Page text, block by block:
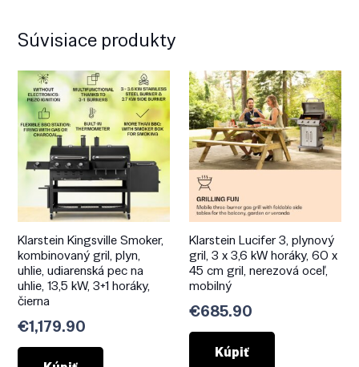
Súvisiace produkty
Klarstein Kingsville Smoker,
kombinovaný gril, plyn,
uhlie, udiarenská pec na
uhlie, 13,5 kW, 3+1 horáky,
čierna
€1,179.90
Klarstein Lucifer 3, plynový
gril, 3 x 3,6 kW horáky, 60 x
45 cm gril, nerezová oceľ,
mobilný
€685.90
Kúpiť